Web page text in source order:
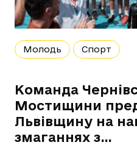
Молодь Спорт
Команда
Мостищини
Львівщину на
змаганнях з…